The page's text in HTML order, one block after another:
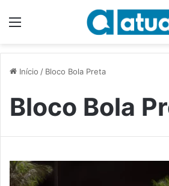
Início / Bloco Bola Preta
Bloco Bola